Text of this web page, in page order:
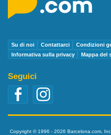
Su di noi Contattarci
Condizioni
Informativa sulla privacy
Mappa del
Seguici
Copyright © 1996 - 2026 Barcelona.com,